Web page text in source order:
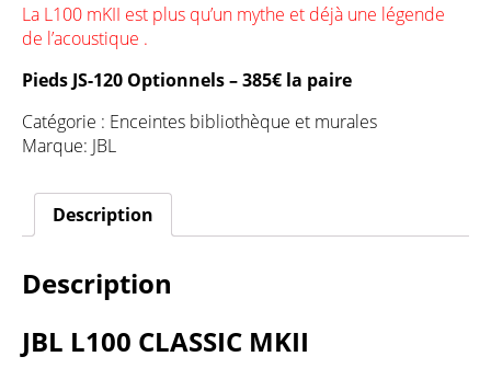
La L100 mKII est plus qu’un mythe et déjà une légende
de l’acoustique .
Pieds JS-120 Optionnels – 385€ la paire
Catégorie : Enceintes bibliothèque et murales
Marque: JBL
Description
Description
JBL L100 CLASSIC MKII